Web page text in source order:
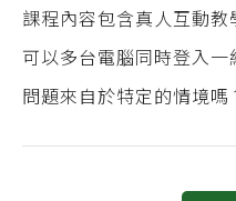
課程內容包含真人互動
可以多台電腦同時登入一
問題來自於特定的情境嗎